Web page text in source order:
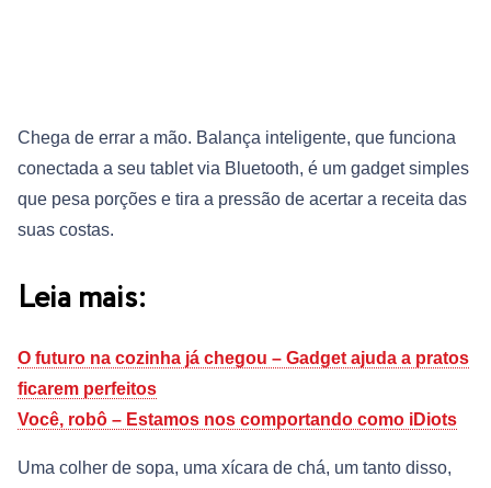
Chega de errar a mão. Balança inteligente, que funciona
conectada a seu tablet via Bluetooth, é um gadget simples
que pesa porções e tira a pressão de acertar a receita das
suas costas.
Leia mais:
O futuro na cozinha já chegou – Gadget ajuda a pratos
ficarem perfeitos
Você, robô – Estamos nos comportando como iDiots
Uma colher de sopa, uma xícara de chá, um tanto disso,